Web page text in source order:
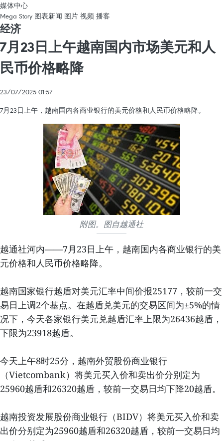
媒体中心
Mega Story 图表新闻 图片 视频 播客
经济
7月23日上午越南国内市场美元和人
民币价格略降
23/07/2025 01:57
7月23日上午，越南国内各商业银行的美元价格和人民币价格略降。
附图。图自越通社
越通社河内——7月23日上午，越南国内各商业银行的美
元价格和人民币价格略降。
越南国家银行越盾对美元汇率中间价报25177，较前一交
易日上调2个基点。在越盾兑美元的交易区间为±5%的情
况下，今天各家银行美元兑越盾汇率上限为26436越盾，
下限为23918越盾。
今天上午8时25分，越南外贸股份商业银行
（Vietcombank）将美元买入价和卖出价分别定为
25960越盾和26320越盾，较前一交易日均下降20越盾。
越南投资发展股份商业银行（BIDV）将美元买入价和卖
出价分别定为25960越盾和26320越盾，较前一交易日均